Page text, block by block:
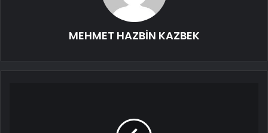
MEHMET HAZBİN KAZBEK